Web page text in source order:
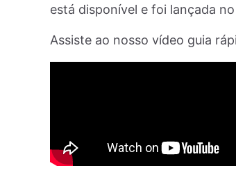
está disponível e foi lançada no
Assiste ao nosso vídeo guia